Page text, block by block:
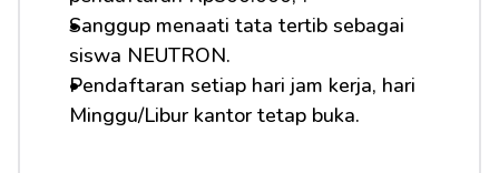
Sanggup menaati tata tertib sebagai
siswa NEUTRON.
Pendaftaran setiap hari jam kerja, hari
Minggu/Libur kantor tetap buka.